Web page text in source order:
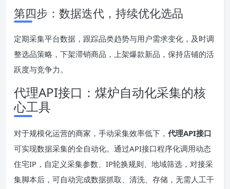
第四步：数据迭代，持续优化选品
定期采集平台数据，跟踪品类趋势与用户需求变化，及时调
整选品策略，下架滞销商品，上架爆款新品，保持店铺的活
跃度与竞争力。
代理API接口：煤炉自动化采集的核
心工具
对于规模化运营的商家，手动采集效率低下， 代理API接口
可实现数据采集的全自动化。通过API接口程序化调用动态
住宅IP，自定义采集参数、IP轮换规则、地域筛选，对接采
集脚本后，可自动完成数据抓取、清洗、存储，无需人工干